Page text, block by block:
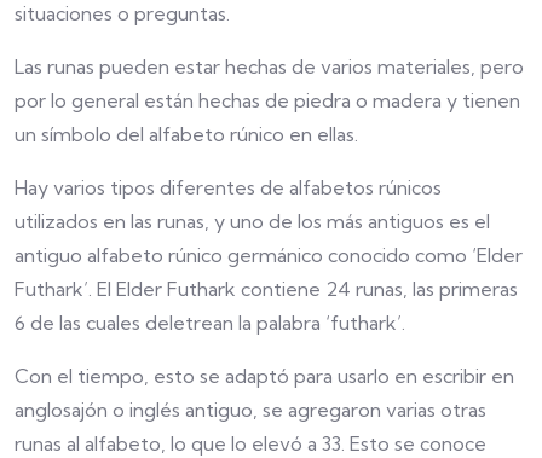
situaciones o preguntas.
Las runas pueden estar hechas de varios materiales, pero
por lo general están hechas de piedra o madera y tienen
un símbolo del alfabeto rúnico en ellas.
Hay varios tipos diferentes de alfabetos rúnicos
utilizados en las runas, y uno de los más antiguos es el
antiguo alfabeto rúnico germánico conocido como ‘Elder
Futhark’. El Elder Futhark contiene 24 runas, las primeras
6 de las cuales deletrean la palabra ‘futhark’.
Con el tiempo, esto se adaptó para usarlo en escribir en
anglosajón o inglés antiguo, se agregaron varias otras
runas al alfabeto, lo que lo elevó a 33. Esto se conoce